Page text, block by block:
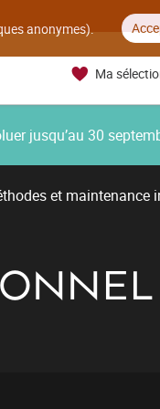
anonymes).
Ma
jusqu’au 30
et maintenance